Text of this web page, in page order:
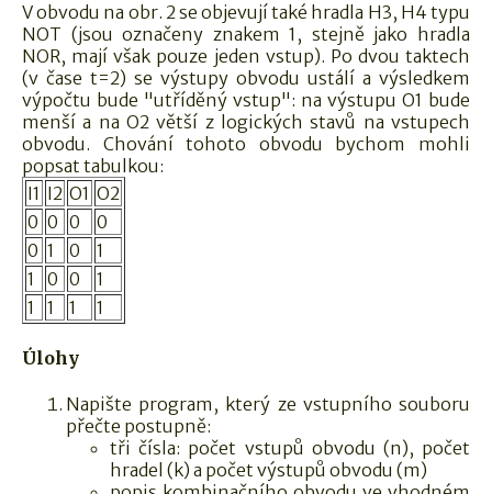
V obvodu na obr. 2 se objevují také hradla H3, H4 typu
NOT (jsou označeny znakem 1, stejně jako hradla
NOR, mají však pouze jeden vstup). Po dvou taktech
(v čase t=2) se výstupy obvodu ustálí a výsledkem
výpočtu bude "utříděný vstup": na výstupu O1 bude
menší a na O2 větší z logických stavů na vstupech
obvodu. Chování tohoto obvodu bychom mohli
popsat tabulkou:
I1 I2 O1 O2
0 0 0
0
0 1 0
1
1
0 0
1
1
1 1 1
Úlohy
Napište program, který ze vstupního souboru
přečte postupně:
tři čísla: počet vstupů obvodu (n), počet
hradel (k) a počet výstupů obvodu (m)